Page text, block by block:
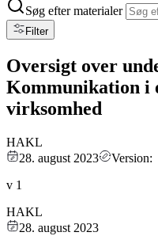
Søg efter materialer
Filter
Oversigt over
Kommunikation i
virksomhed
HAKL
28. august 2023
Version:
v 1
HAKL
28. august 2023